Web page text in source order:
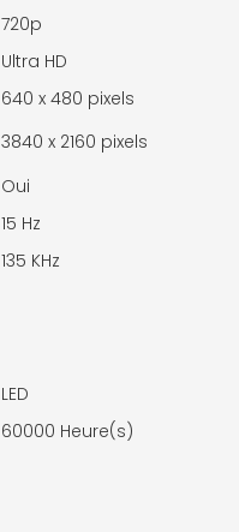
720p
Ultra HD
640 x 480 pixels
3840 x 2160 pixels
Oui
15 Hz
135 KHz
LED
60000 Heure(s)